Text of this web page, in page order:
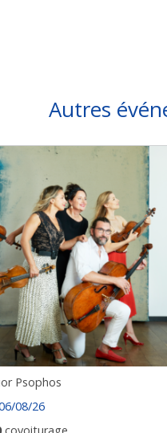
Autres
Psophos
08/26